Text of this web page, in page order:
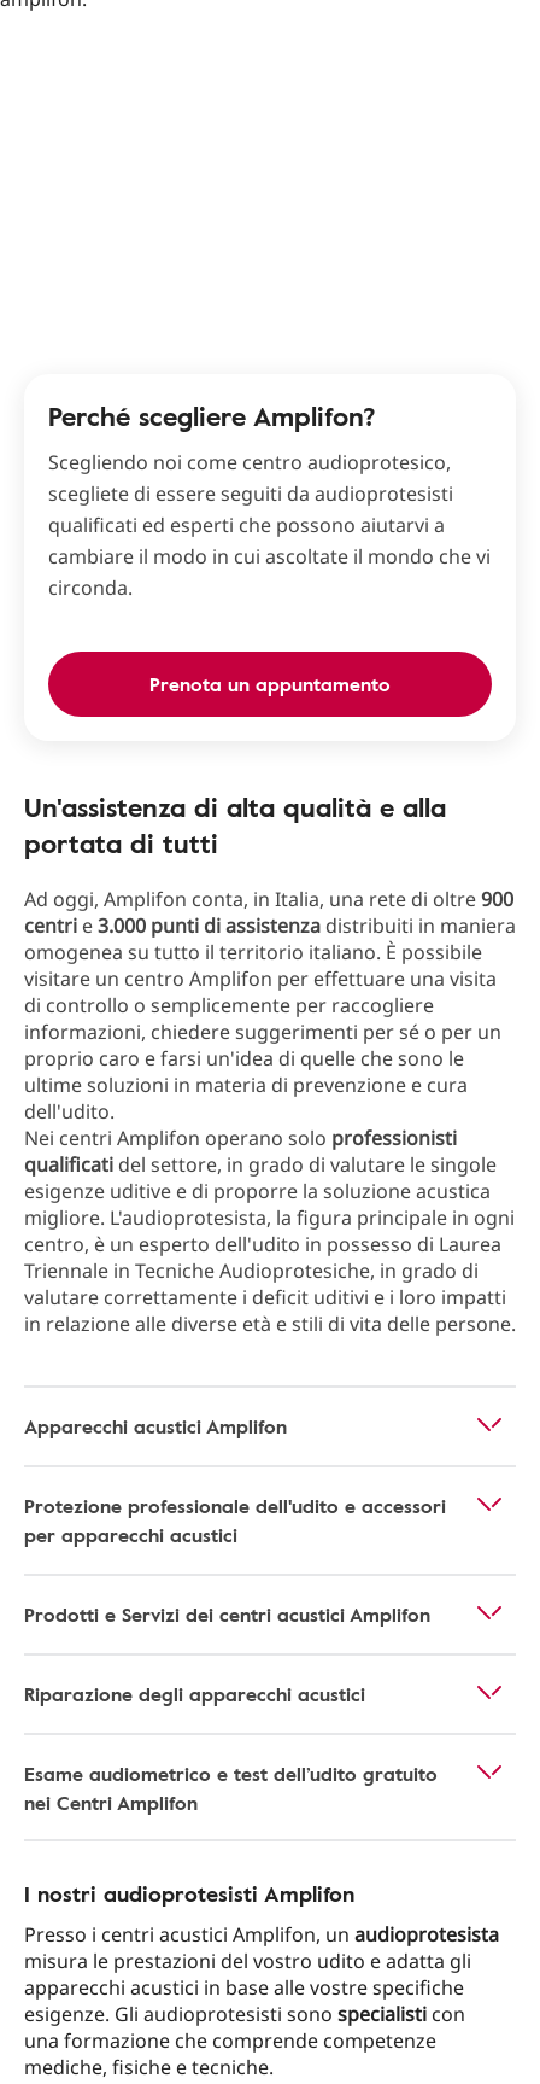
Perché scegliere Amplifon?
Scegliendo noi come centro audioprotesico,
scegliete di essere seguiti da audioprotesisti
qualificati ed esperti che possono aiutarvi a
cambiare il modo in cui ascoltate il mondo che vi
circonda.
Prenota un appuntamento
Un'assistenza di alta qualità e alla
portata di tutti
Ad oggi, Amplifon conta, in Italia, una rete di oltre900
centri e3.000 punti di assistenza distribuiti in maniera
omogenea su tutto il territorio italiano. È possibile
visitare un centro Amplifon per effettuare una visita
di controllo o semplicemente per raccogliere
informazioni, chiedere suggerimenti per sé o per un
proprio caro e farsi un'idea di quelle che sono le
ultime soluzioni in materia di prevenzione e cura
dell'udito.
Nei centri Amplifon operano solo professionisti
qualificati del settore, in grado di valutare le singole
esigenze uditive e di proporre la soluzione acustica
migliore. L'audioprotesista, la figura principale in ogni
centro, è un esperto dell'udito in possesso di Laurea
Triennale in Tecniche Audioprotesiche, in grado di
valutare correttamente i deficit uditivi e i loro impatti
in relazione alle diverse età e stili di vita delle persone.
Apparecchi acustici Amplifon
Protezione professionale dell'udito e accessori
per apparecchi acustici
Prodotti e Servizi dei centri acustici Amplifon
Riparazione degli apparecchi acustici
Esame audiometrico e test dell’udito gratuito
nei Centri Amplifon
I nostri audioprotesisti Amplifon
Presso i centri acustici Amplifon, un audioprotesista
misura le prestazioni del vostro udito e adatta gli
apparecchi acustici in base alle vostre specifiche
esigenze. Gli audioprotesisti sono specialisti con
una formazione che comprende competenze
mediche, fisiche e tecniche.